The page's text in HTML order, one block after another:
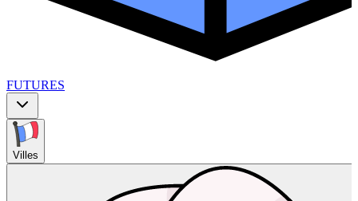
FUTURES
Villes